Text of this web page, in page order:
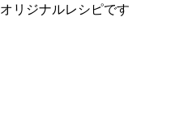
オリジナルレシピです